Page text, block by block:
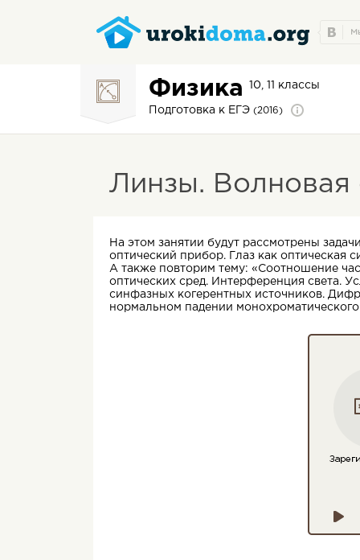
Физика 10, 11 классы
Подготовка к ЕГЭ (2016)
Линзы. Волновая
На этом занятии будут рассмотрены
оптический прибор. Глаз как оптическая
А также повторим тему: «Соотношение
оптических сред. Интерференция света.
синфазных когерентных источников.
нормальном падении монохроматического